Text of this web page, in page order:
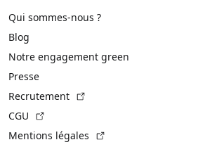
Qui sommes-nous ?
Blog
Notre engagement green
Presse
Recrutement
CGU
Mentions légales